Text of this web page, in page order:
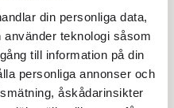
din personliga data,
teknologi såsom
till information på din
personliga annonser och
åskådarinsikter